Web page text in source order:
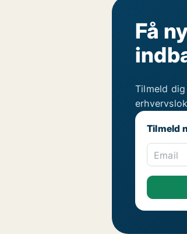
Få
Tilmeld
Tilmeld
Email